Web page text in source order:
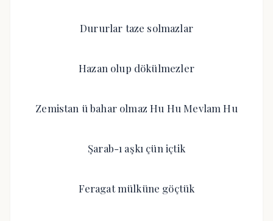
Dururlar taze solmazlar
Hazan olup dökülmezler
Zemistan ü bahar olmaz Hu Hu Mevlam Hu
Şarab-ı aşkı çün içtik
Feragat mülküne göçtük